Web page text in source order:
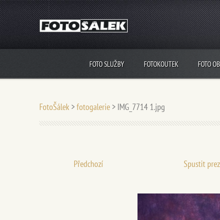
FOTO SLUŽBY FOTOKOUTEK FOTO
FotoŠálek >fotogalerie > IMG_7714 1.jpg
Předchozí Spustit